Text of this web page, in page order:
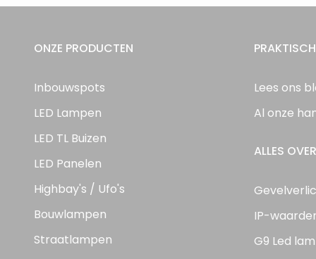
ONZE PRODUCTEN
Inbouwspots
LED Lampen
LED TL Buizen
LED Panelen
Highbay's / Ufo's
Bouwlampen
Straatlampen
Lees ons
Al onze
ALLES
IP-
G9 Led